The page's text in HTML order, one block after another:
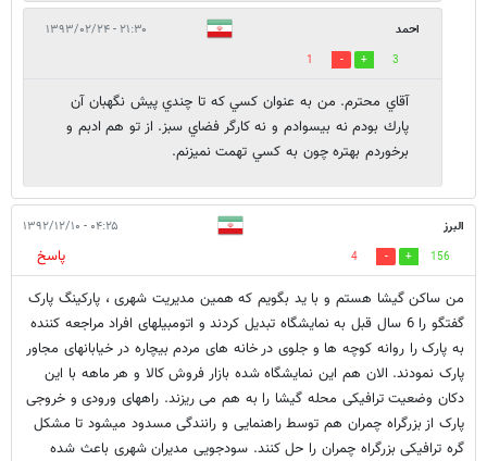
احمد ۲۱:۳۰ - ۱۳۹۳/۰۲/۲۴
3
1
آقاي محترم. من به عنوان كسي كه تا چندي پيش نگهبان آن
پارك بودم نه بيسوادم و نه كارگر فضاي سبز. از تو هم ادبم و
برخوردم بهتره چون به كسي تهمت نميزنم.
البرز ۰۴:۲۵ - ۱۳۹۲/۱۲/۱۰
156
4
پاسخ
من ساکن گیشا هستم و با ید بگویم که همین مدیریت شهری ، پارکینگ پارک
گفتگو را 6 سال قبل به نمایشگاه تبدیل کردند و اتومبیلهای افراد مراجعه کننده
به پارک را روانه کوچه ها و جلوی در خانه های مردم بیچاره در خیابانهای مجاور
پارک نمودند. الان هم این نمایشگاه شده بازار فروش کالا و هر ماهه با این
دکان وضعیت ترافیکی محله گیشا را به هم می ریزند. راههای ورودی و خروجی
پارک از بزرگراه چمران هم توسط راهنمایی و رانندگی مسدود میشود تا مشکل
گره ترافیکی بزرگراه چمران را حل کنند. سودجویی مدیران شهری باعث شده